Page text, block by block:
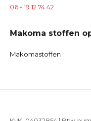
06 - 19 12 74 42
Makoma stoffen
Makomastoffen